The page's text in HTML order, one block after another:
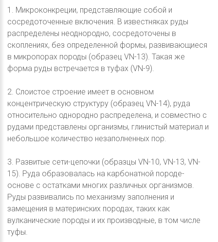
1. Микроконкреции, представляющие собой и
сосредоточенные включения. В известняках руды
распределены неоднородно, сосредоточены в
скоплениях, без определенной формы, развивающиеся
в микропорах породы (образец VN-13). Такая же
форма руды встречается в туфах (VN-9).
2. Слоистое строение имеет в основном
концентрическую структуру (образец VN-14), руда
относительно однородно распределена, и совместно с
рудами представлены организмы, глинистый материал и
небольшое количество незаполненных пор.
3. Развитые сети-цепочки (образцы VN-10, VN-13, VN-
15). Руда образовалась на карбонатной породе-
основе с остатками многих различных организмов.
Руды развивались по механизму заполнения и
замещения в материнских породах, таких как
вулканические породы и их производные, в том числе
туфы.